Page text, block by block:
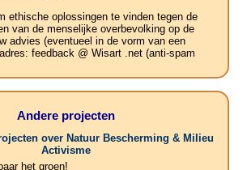
ethische oplossingen te vinden tegen de
van de menselijke overbevolking op de
advies (eventueel in de vorm van een
feedback @ Wisart .net (anti-spam
Andere projecten
over Natuur Bescherming & Milieu
Activisme
het groen!